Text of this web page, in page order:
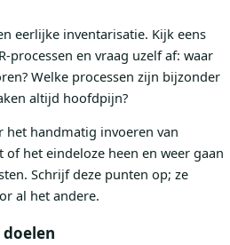
eerlijke inventarisatie. Kijk eens
processen en vraag uzelf af: waar
Welke processen zijn bijzonder
altijd hoofdpijn?
het handmatig invoeren van
het eindeloze heen en weer gaan
Schrijf deze punten op; ze
al het andere.